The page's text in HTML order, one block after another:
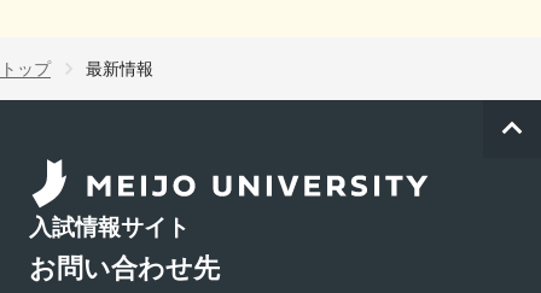
トップ 最新情報
入試情報サイト
お問い合わせ先